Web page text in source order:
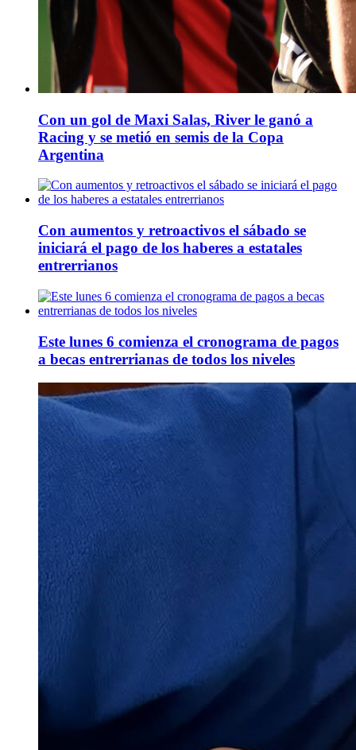
Con un gol de Maxi Salas, River le ganó a
Racing y se metió en semis de la Copa
Argentina
Con aumentos y retroactivos el sábado se
iniciará el pago de los haberes a estatales
entrerrianos
Este lunes 6 comienza el cronograma de pagos
a becas entrerrianas de todos los niveles